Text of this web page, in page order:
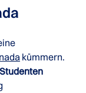
kümmern.